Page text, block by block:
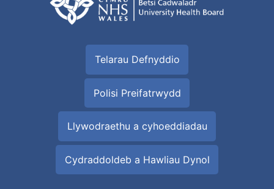
Telarau Defnyddio
Polisi Preifatrwydd
Llywodraethu a cyhoeddiadau
Cydraddoldeb a Hawliau Dynol